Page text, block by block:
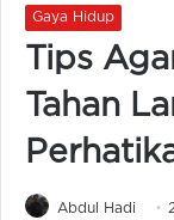
Gaya Hidup
Tips
Tahan
Abdul Hadi